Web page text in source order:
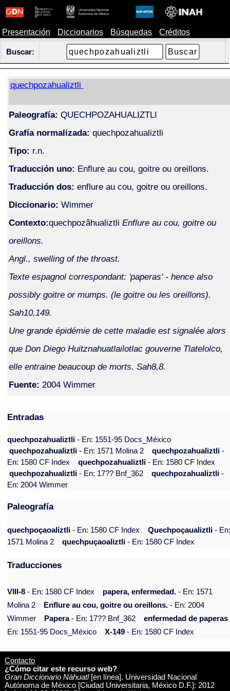
Presentación Diccionarios Búsquedas Créditos
Buscar:
quechpozahualiztli
Paleografía: QUECHPOZAHUALIZTLI
Grafía normalizada: quechpozahualiztli
Tipo: r.n.
Traducción uno: Enflure au cou, goitre ou oreillons.
Traducción dos: enflure au cou, goitre ou oreillons.
Diccionario: Wimmer
Contexto:quechpozâhualiztli Enflure au cou, goitre ou
oreillons.
Angl., swelling of the throast.
Texte espagnol correspondant: 'paperas' - hence also
possibly goitre or mumps. (le goitre ou les oreillons).
Sah10,149.
Une grande épidémie de cette maladie est signalée alors
que Don Diego Huitznahuatlailotlac gouverne Tlatelolco,
elle entraine beaucoup de morts. Sah8,8.
Fuente: 2004 Wimmer
Entradas
quechpozahualiztli- En: 1551-95 Docs_México
quechpozahualiztli- En: 1571 Molina 2 quechpozahualiztli-
En: 1580 CF Index
quechpozahualiztli- En: 1580 CF Index
quechpozahualiztli- En: 17?? Bnf_362 quechpozahualiztli-
En: 2004 Wimmer
Paleografía
quechpoçaoaliztli - En: 1580 CF Index Quechpoçaualiztli -
1571 Molina 2
quechpuçaoaliztli - En: 1580 CF Index
Traducciones
VIII-8 - En: 1580 CF Index papera, enfermedad. - En: 1571
Molina 2
Enflure au cou, goitre ou oreillons. - En: 2004
Wimmer
Papera- En: 17?? Bnf_362 enfermedad de paperas
En: 1551-95 Docs_México
X-149 - En: 1580 CF Index
Contacto
¿Cómo citar este recurso web?
Gran Diccionario Náhuatl[en línea]. Universidad Nacional
Autónoma de México [Ciudad Universitaria, México D.F.]: 2012